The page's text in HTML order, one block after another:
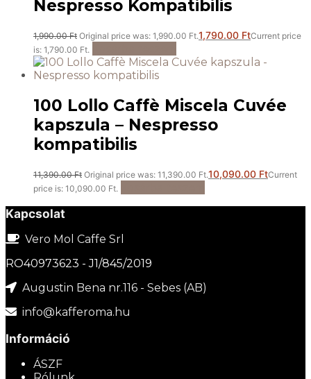
Nespresso Kompatibilis
1,990.00Ft Original price was: 1,990.00 Ft.1,790.00 FtCurrent price
is: 1,790.00 Ft.
100 Lollo Caffè Miscela Cuvée
kapszula – Nespresso
kompatibilis
11,390.00Ft Original price was: 11,390.00 Ft.10,090.00 FtCurrent
price is: 10,090.00 Ft.
Kapcsolat
Vero Mol Caffe Srl
RO40973623 - J1/845/2019
Augustin Bena nr.116 - Sebes (AB)
info@kafferoma.hu
Információ
ÁSZF